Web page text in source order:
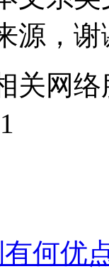
源，
关网
何优